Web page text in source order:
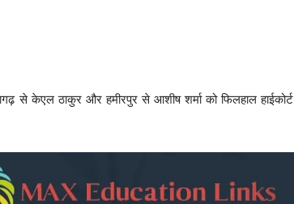
से केएल ठाकुर और हमीरपुर से आशीष शर्मा को फिलहाल हाईकोर्ट